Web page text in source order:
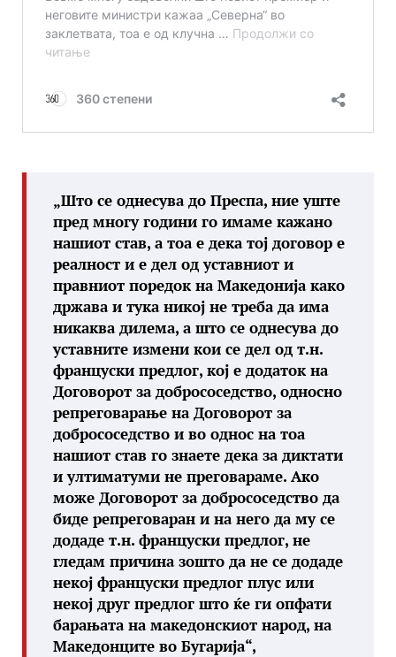
„Што се однесува до Преспа, ние уште
пред многу години го имаме кажано
нашиот став, а тоа е дека тој договор е
реалност и е дел од уставниот и
правниот поредок на Македонија како
држава и тука никој не треба да има
никаква дилема, а што се однесува до
уставните измени кои се дел од т.н.
француски предлог, кој е додаток на
Договорот за добрососедство, односно
репреговарање на Договорот за
добрососедство и во однос на тоа
нашиот став го знаете дека за диктати
и ултиматуми не преговараме. Ако
може Договорот за добрососедство да
биде репреговаран и на него да му се
додаде т.н. француски предлог, не
гледам причина зошто да не се додаде
некој француски предлог плус или
некој друг предлог што ќе ги опфати
барањата на македонскиот народ, на
Македонците во Бугарија“,